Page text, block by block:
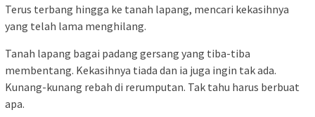
Terus terbang hingga ke tanah lapang, mencari kekasihnya
yang telah lama menghilang.
Tanah lapang bagai padang gersang yang tiba-tiba
membentang. Kekasihnya tiada dan ia juga ingin tak ada.
Kunang-kunang rebah di rerumputan. Tak tahu harus berbuat
apa.